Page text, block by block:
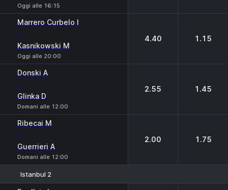
Oggi alle 16:15
Marrero Curbelo I
-
Kasnikowski M
Oggi alle 20:00
4.40 1.15
Donski A
-
Glinka D
Domani alle 12:00
2.55 1.45
Ribecai M
-
Guerrieri A
Domani alle 12:00
2.00 1.75
Istanbul 2